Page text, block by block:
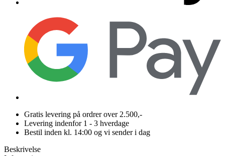
Gratis levering på ordrer over 2.500,-
Levering indenfor 1 - 3 hverdage
Bestil inden kl. 14:00 og vi sender i dag
Beskrivelse